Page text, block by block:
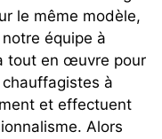
le même modèle,
équipe à
tout en œuvre pour
à
et effectuent
Alors